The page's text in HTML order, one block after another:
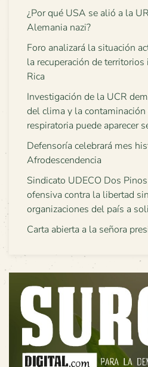
¿Por qué USA se alió a la
Alemania nazi?
Foro analizará la situación
la recuperación de
Rica
Investigación de la UCR
del clima y la
respiratoria puede aparecer
Defensoría celebrará mes
Afrodescendencia
Sindicato UDECO Dos
ofensiva contra la libertad
organizaciones del país a
Carta abierta a la señora